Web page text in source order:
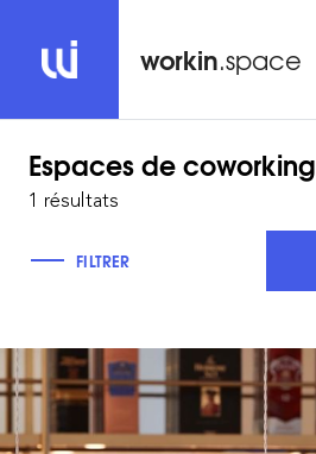
workin.space
Espaces de coworking
1 résultats
FILTRER